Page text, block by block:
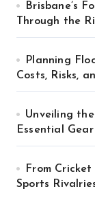
Brisbane’s
Through the
Planning
Costs, Risks,
Unveiling
Essential
From
Sports